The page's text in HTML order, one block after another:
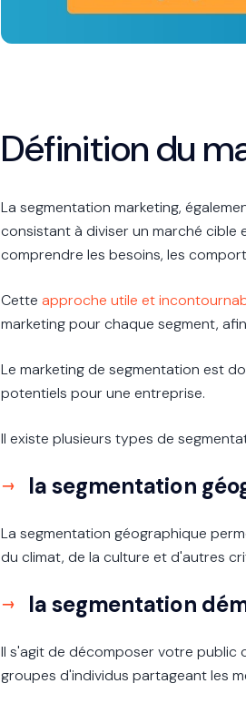
Définition du
La segmentation marketing,
consistant à diviser un marché cible
comprendre les besoins, les
Cette approche utile et
marketing pour chaque segment,
Le marketing de segmentation est
potentiels pour une entreprise.
Il existe plusieurs types de
la segmentation
La segmentation géographique
du climat, de la culture et d'autres
la segmentation
Il s'agit de décomposer votre public
groupes d'individus partageant les